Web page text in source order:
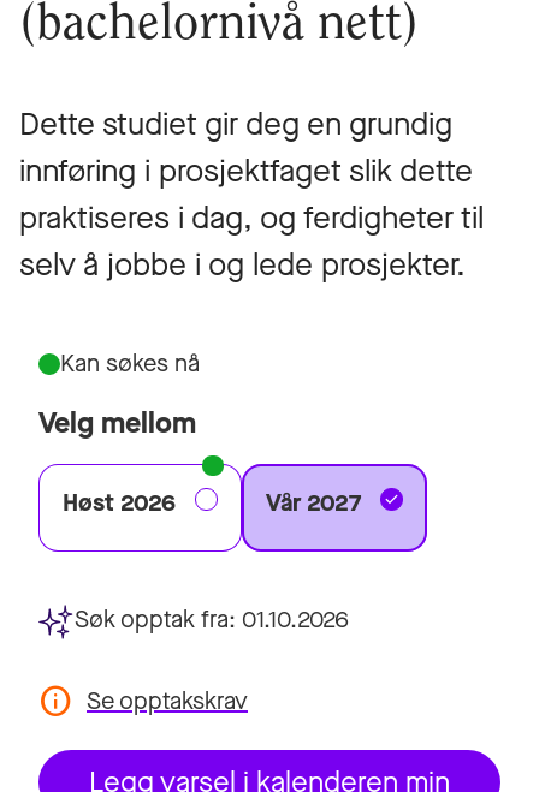
(bachelornivå nett)
Dette studiet gir deg en grundig
innføring i prosjektfaget slik dette
praktiseres i dag, og ferdigheter til
selv å jobbe i og lede prosjekter.
Velg mellom
Kan søkes nå
Høst 2026 Vår 2027
Søk opptak fra: 01.10.2026
Se opptakskrav
Legg varsel i kalenderen min